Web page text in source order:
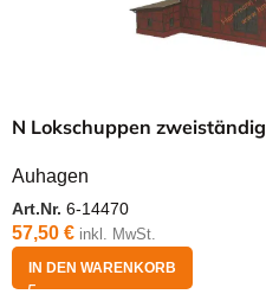
N Lokschuppen zweiständig
Auhagen
Art.Nr. 6-14470
57,50 € inkl. MwSt.
IN DEN WARENKORB